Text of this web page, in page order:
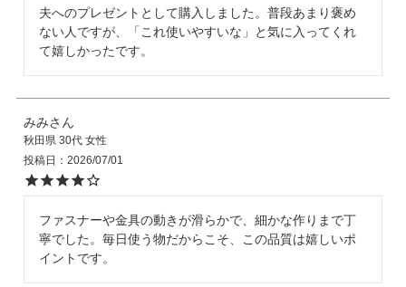
夫へのプレゼントとして購入しました。普段あまり褒め
ない人ですが、「これ使いやすいな」と気に入ってくれ
て嬉しかったです。
みみ
秋田県 30代 女性
投稿日
2026/07/01
ファスナーや金具の動きが滑らかで、細かな作りまで丁
寧でした。毎日使う物だからこそ、この品質は嬉しいポ
イントです。